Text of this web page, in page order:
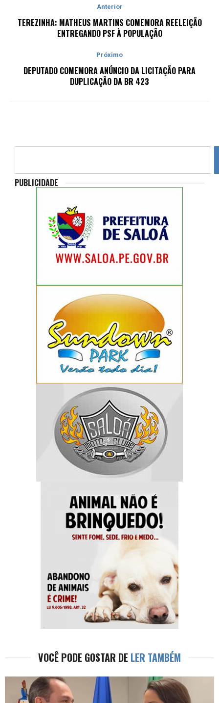
Anterior
TEREZINHA: MATHEUS MARTINS COMEMORA REELEIÇÃO
ENTREGANDO PSF À POPULAÇÃO
Próximo
DEPUTADO COMEMORA ANÚNCIO DA LICITAÇÃO PARA
DUPLICAÇÃO DA BR 423
PUBLICIDADE
VOCÊ PODE GOSTAR DE LER TAMBÉM